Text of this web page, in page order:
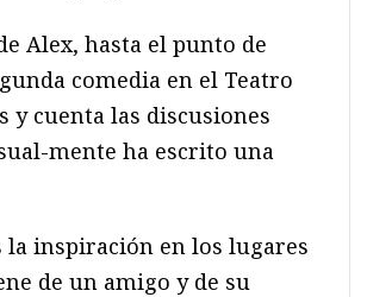
Alex, hasta el punto de
comedia en el Teatro
y cuenta las discusiones
mente ha escrito una
la inspiración en los lugares
de un amigo y de su